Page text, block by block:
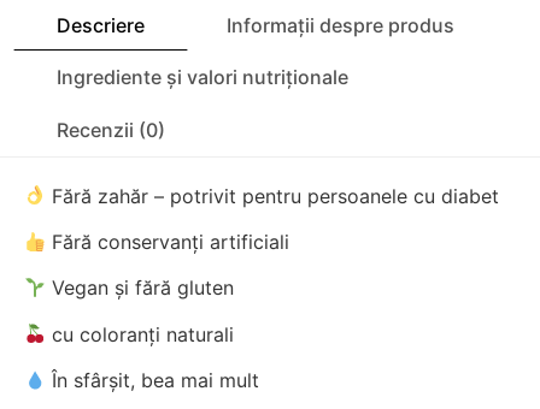
Descriere Informații despre produs
Ingrediente și valori nutriționale
Recenzii (0)
Fără zahăr – potrivit pentru persoanele cu diabet
Fără conservanți artificiali
Vegan și fără gluten
cu coloranți naturali
În sfârșit, bea mai mult